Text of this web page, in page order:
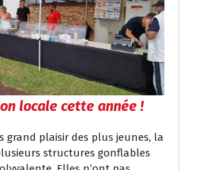
locale cette année !
grand plaisir des plus jeunes, la
structures gonflables